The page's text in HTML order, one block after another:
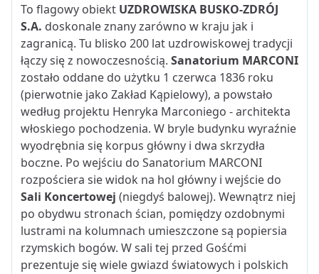
To flagowy obiekt UZDROWISKA BUSKO-ZDRÓJ
S.A. doskonale znany zarówno w kraju jak i
zagranicą. Tu blisko 200 lat uzdrowiskowej tradycji
łączy się z nowoczesnością. Sanatorium MARCONI
zostało oddane do użytku 1 czerwca 1836 roku
(pierwotnie jako Zakład Kąpielowy), a powstało
według projektu Henryka Marconiego - architekta
włoskiego pochodzenia. W bryle budynku wyraźnie
wyodrębnia się korpus główny i dwa skrzydła
boczne. Po wejściu do Sanatorium MARCONI
rozpościera sie widok na hol główny i wejście do
Sali Koncertowej (niegdyś balowej). Wewnątrz niej
po obydwu stronach ścian, pomiędzy ozdobnymi
lustrami na kolumnach umieszczone są popiersia
rzymskich bogów. W sali tej przed Gośćmi
prezentuje się wiele gwiazd światowych i polskich